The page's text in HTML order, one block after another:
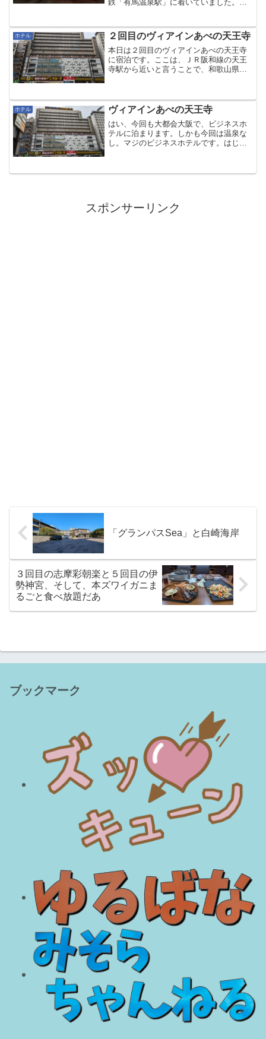
鉄「有馬温泉駅」に着いていました。本
アル工事に入り、今年２月１４日にリニ
ューアルオープンして...
ホテル ２回目のヴィアインあべの天王寺
本日は２回目のヴィアインあべの天王寺
に宿泊です。ここは、ＪＲ阪和線の天王
寺駅から近いと言うことで、和歌山県民
えです。リンガーハット あべのキューズ
モール店です。せっかく買...
ホテル ヴィアインあべの天王寺
はい、今回も大都会大阪で、ビジネスホ
テルに泊まります。しかも今回は温泉な
し。マジのビジネスホテルです。はじめ
スポンサーリンク
「グランパスSea」と白崎海岸
３回目の志摩彩朝楽と５回目の伊
勢神宮、そして、本ズワイガニま
るごと食べ放題だあ
ブックマーク